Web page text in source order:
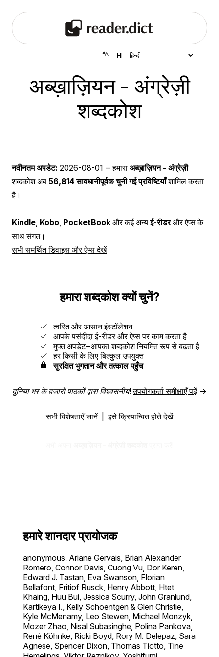
अब्ख़ाज़ियन - अंग्रेज़ी
शब्दकोश
नवीनतम अपडेट: 2026-08-01 ‒ हमारा अब्ख़ाज़ियन - अंग्रेज़ी
शब्दकोश अब 56,814 सावधानीपूर्वक चुनी गई प्रविष्टियाँशामिल करता
है।
Kindle Kobo PocketBook और कई अन्यई-रीडरऔर ऐप्स के
साथ संगत।
सभी समर्थित डिवाइस और ऐप्स देखें
हमारा शब्दकोश क्यों चुनें?
त्वरित और आसान इंस्टॉलेशन
आपके पसंदीदा ई-रीडर और ऐप्स पर काम करता है
मुफ्त अपडेट‒आपका शब्दकोश नियमित रूप से बढ़ता है
हर किसी के लिए बिल्कुल उपयुक्त
सुरक्षित भुगतान और तत्काल पहुँच
दुनिया भर के हजारों पाठकों द्वारा विश्वसनीय! उपयोगकर्ता समीक्षाएँ पढ़ें →
सभी विशेषताएँ जानें|इसे क्रियान्वित होते देखें
हमारे शानदार प्रायोजक
anonymous, Ariane Gervais, Brian Alexander
Romero, Connor Davis, Cuong Vu, Dor Keren,
Edward J. Tastan, Eva Swanson, Florian
Bellafont, Fritiof Rusck, Henry Abbott, Htet
Khaing, Huu Bui, Jessica Scurry, John Granlund,
Kartikeya I., Kelly Schoentgen & Glen Christie,
Kyle McMenamy, Leo Stewen, Michael Monzyk,
Mozer Zhao, Nisal Subasinghe, Polina Pankova,
René Köhnke, Ricki Boyd, Rory M. Delepaz, Sara
Agnese, Spencer Dixon, Thomas Tiotto, Tine